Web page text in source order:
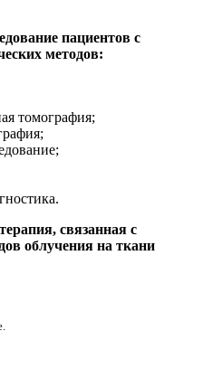
пациентов с
методов:
томография;
связанная с
облучения на ткани